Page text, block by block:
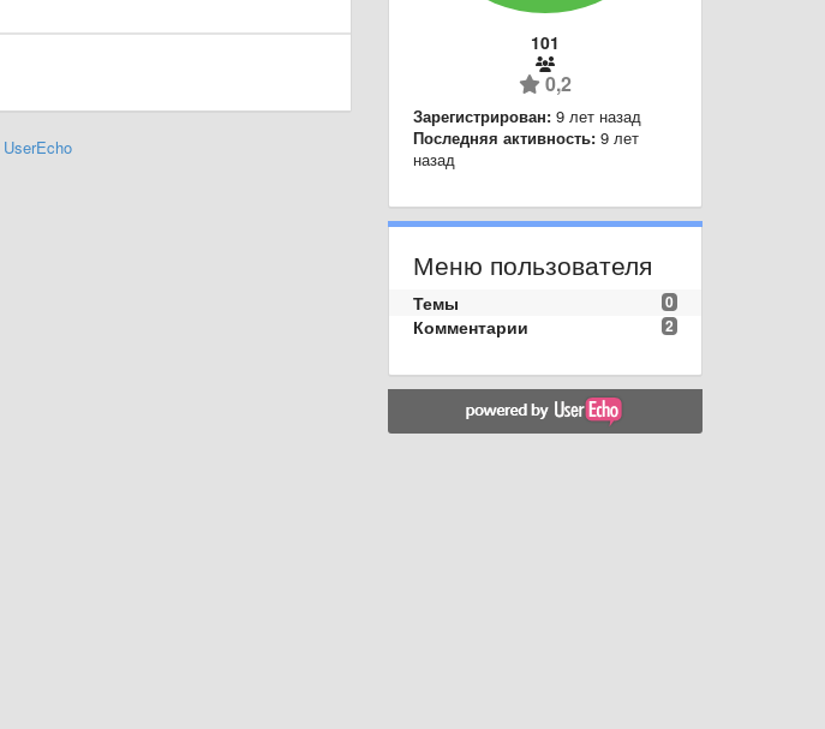
UserEcho
101
0,2
Зарегистрирован: 9 лет назад
Последняя активность: 9 лет
назад
Меню пользователя
0
Темы
2
Комментарии